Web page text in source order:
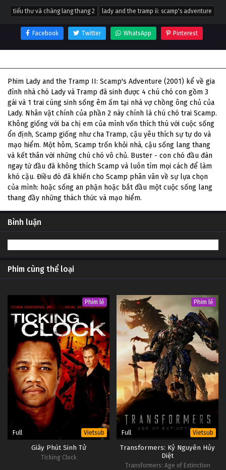
tiểu thư và chàng lang thang 2 lady and the tramp ii: scamp's adventure
Facebook Twitter WhatsApp Pinterest
Phim Lady and the Tramp II: Scamp's Adventure (2001) kể về gia
đình nhà chó Lady và Tramp đã sinh được 4 chú chó con gồm 3
gái và 1 trai cùng sinh sống êm ấm tại nhà vợ chồng ông chủ của
Lady. Nhân vật chính của phần 2 này chính là chú chó trai Scamp.
Không giống với ba chị em của mình vốn thích thú với cuộc sống
ổn định, Scamp giống như cha Tramp, cậu yêu thích sự tự do và
mạo hiểm. Một hôm, Scamp trốn khỏi nhà, cậu sống lang thang
và kết thân với những chú chó vô chủ. Buster - con chó đầu đàn
ngay từ đầu đã không thích Scamp và luôn tìm mọi cách để làm
khó cậu. Điều đó đã khiến cho Scamp phân vân về sự lựa chọn
của mình: hoặc sống an phận hoặc bắt đầu một cuộc sống lang
thang đầy những thách thức và mạo hiểm.
Bình luận
Phim cùng thể loại
Phim lẻ
Full Vietsub
Giây Phút Sinh Tử
Ticking Clock
Phim lẻ
Full Vietsub
Transformers: Kỷ Nguyên Hủy
Diệt
Transformers: Age of Extinction